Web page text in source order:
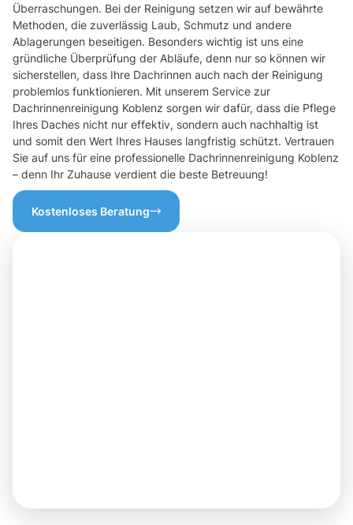
Überraschungen. Bei der Reinigung setzen wir auf bewährte
Methoden, die zuverlässig Laub, Schmutz und andere
Ablagerungen beseitigen. Besonders wichtig ist uns eine
gründliche Überprüfung der Abläufe, denn nur so können wir
sicherstellen, dass Ihre Dachrinnen auch nach der Reinigung
problemlos funktionieren. Mit unserem Service zur
Dachrinnenreinigung Koblenz sorgen wir dafür, dass die Pflege
Ihres Daches nicht nur effektiv, sondern auch nachhaltig ist
und somit den Wert Ihres Hauses langfristig schützt. Vertrauen
Sie auf uns für eine professionelle Dachrinnenreinigung Koblenz
– denn Ihr Zuhause verdient die beste Betreuung!
Kostenloses Beratung